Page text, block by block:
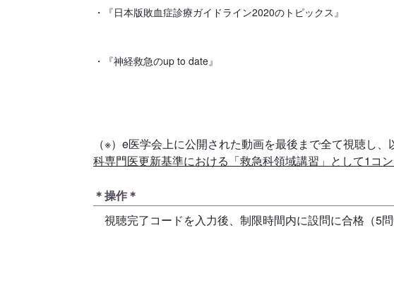
・『日本版敗血症診療ガイドライン2020のトピックス』
・『神経救急のup to date』
（※）e医学会上に公開された動画を最後まで全て視聴し、
科専門医更新基準における「救急科領域講習」として1コ
＊操作＊
視聴完了コードを入力後、制限時間内に設問に合格（5